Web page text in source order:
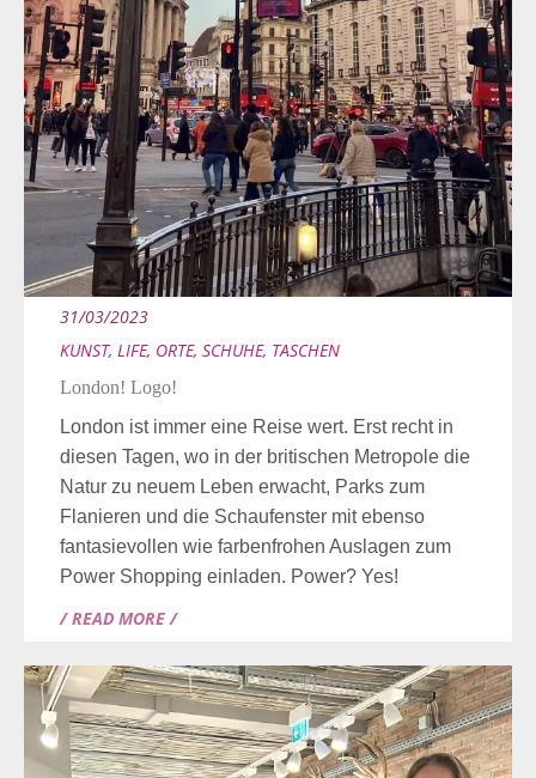
31/03/2023
KUNST, LIFE, ORTE, SCHUHE, TASCHEN
London! Logo!
London ist immer eine Reise wert. Erst recht in
diesen Tagen, wo in der britischen Metropole die
Natur zu neuem Leben erwacht, Parks zum
Flanieren und die Schaufenster mit ebenso
fantasievollen wie farbenfrohen Auslagen zum
Power Shopping einladen. Power? Yes!
/ READ MORE /